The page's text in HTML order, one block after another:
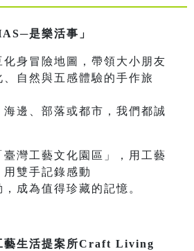
是樂活事」
身冒險地圖，帶領大小朋友
、自然與五感體驗的手作旅
邊、部落或都市，我們都誠
灣工藝文化園區」，用工藝
雙手記錄感動
成為值得珍藏的記憶。
藝生活提案所Craft Living